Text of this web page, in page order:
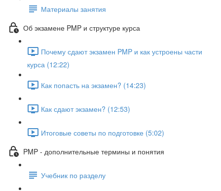
Материалы занятия
Об экзамене PMP и структуре курса
Почему сдают экзамен PMP и как устроены части
курса (12:22)
Как попасть на экзамен? (14:23)
Как сдают экзамен? (12:53)
Итоговые советы по подготовке (5:02)
PMP - дополнительные термины и понятия
Учебник по разделу